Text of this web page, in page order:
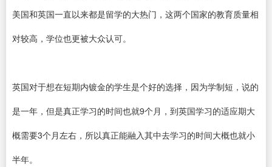
美国和英国一直以来都是留学的大热门，这两个国家的教育质量相
对较高，学位也更被大众认可。
英国对于想在短期内镀金的学生是个好的选择，因为学制短，说的
是一年，但是真正学习的时间也就9个月，到英国学习的适应期大
概需要3个月左右，所以真正能融入其中去学习的时间大概也就小
半年。